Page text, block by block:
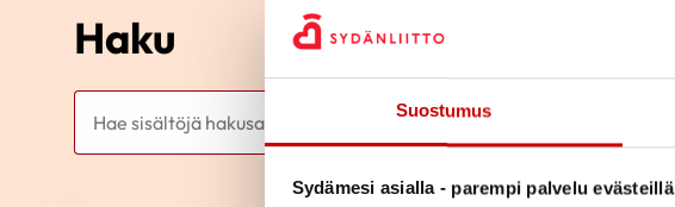
Suostumus
Sydämesi asialla - parempi palvelu evästeillä
Haku